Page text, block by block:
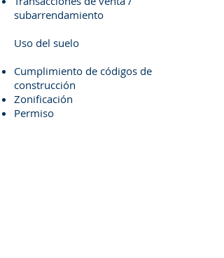
subarrendamiento
Uso del suelo
Cumplimiento de códigos de
construcción
Zonificación
Permiso